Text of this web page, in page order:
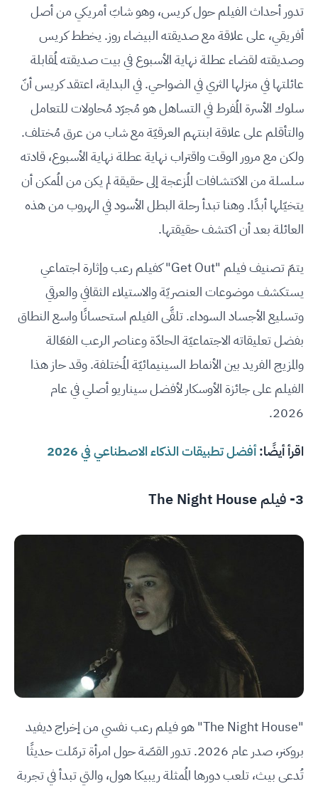
تدور أحداث الفيلم حول كريس، وهو شابّ أمريكي من أصل
أفريقي، على علاقة مع صديقته البيضاء روز. يخطط كريس
وصديقته لقضاء عطلة نهاية الأسبوع في بيت صديقته لمُقابلة
عائلتها في منزلها الثري في الضواحي. في البداية، اعتقد كريس أنّ
سلوك الأسرة المُفرط في التساهل هو مُجرّد مُحاولات للتعامل
والتأقلم على علاقة ابنتهم العرقيّة مع شاب من عرق مُختلف.
ولكن مع مرور الوقت واقتراب نهاية عطلة نهاية الأسبوع، قادته
سلسلة من الاكتشافات المُزعجة إلى حقيقة لم يكن من المُمكن أن
يتخيّلها أبدًا. وهنا تبدأ رحلة البطل الأسود في الهروب من هذه
العائلة بعد أن اكتشف حقيقتها.
يتمّ تصنيف فيلم "Get Out" كفيلم رعب وإثارة اجتماعي
يستكشف موضوعات العنصريّة والاستيلاء الثقافي والعرقي
وتسليع الأجساد السوداء. تلقَّى الفيلم استحسانًا واسع النطاق
بفضل تعليقاته الاجتماعيّة الحادّة وعناصر الرعب الفعّالة
والمزيج الفريد بين الأنماط السينيمائيّة المُختلفة. وقد حاز هذا
الفيلم على جائزة الأوسكار لأفضل سيناريو أصلي في عام
2026.
اقرأ أيضًا:أفضل تطبيقات الذكاء الاصطناعي في 2026
3- فيلم The Night House
"The Night House" هو فيلم رعب نفسي من إخراج ديفيد
بروكنر، صدر عام 2026. تدور القصّة حول امرأة ترمّلت حديثًا
تُدعى بيث، تلعب دورها المُمثلة ريبيكا هول، والتي تبدأ في تجربة